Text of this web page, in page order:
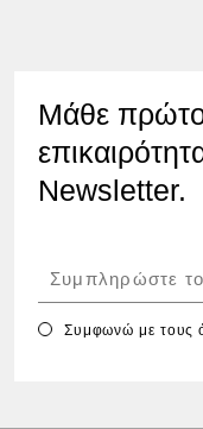
Μάθε
Newsletter.
Συμφωνώ με τους